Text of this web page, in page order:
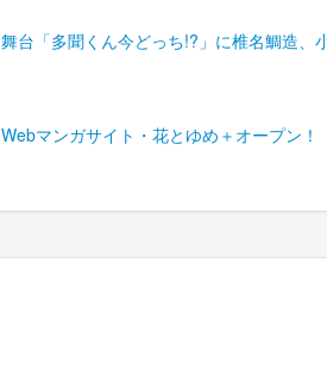
舞台「多聞くん今どっち!?」に椎名鯛造
Webマンガサイト・花とゆめ＋オープン